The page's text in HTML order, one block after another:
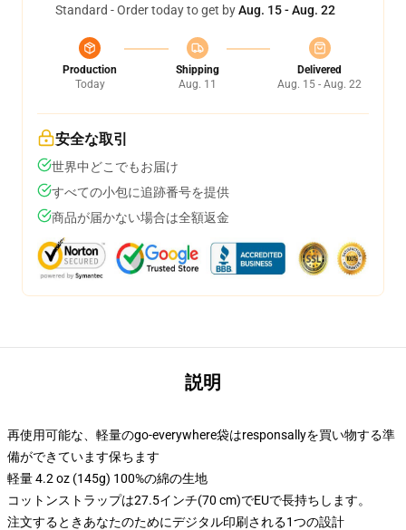
Standard - Order today to get byAug. 15 - Aug. 22
Production
Today
Shipping
Aug. 11
Delivered
Aug. 15 - Aug. 22
安全な取引
世界中どこでもお届け
すべての小包に追跡番号を提供
商品が届かない場合は全額返金
説明
再使用可能な、軽量のgo-everywhere袋はresponsallyを買い物する準
備ができています保ちます
軽量 4.2 oz (145g) 100%の綿の生地
コットンストラップは27.5インチ(70 cm)でEUで長持ちします。
注文するときあなたのためにデジタル印刷される1つの設計